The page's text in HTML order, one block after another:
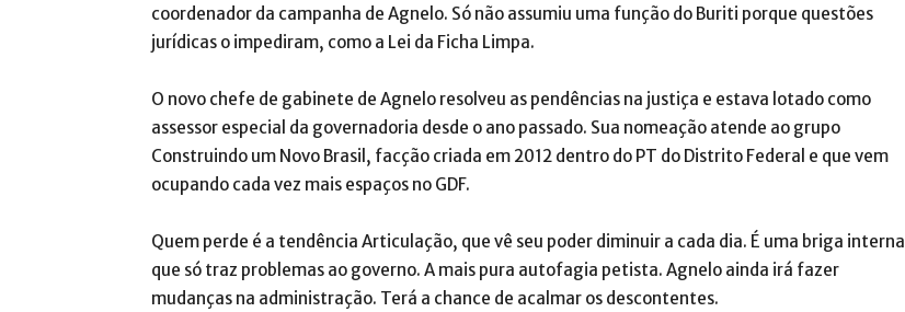
coordenador da campanha de Agnelo. Só não assumiu uma função do Buriti porque questões
jurídicas o impediram, como a Lei da Ficha Limpa.
O novo chefe de gabinete de Agnelo resolveu as pendências na justiça e estava lotado como
assessor especial da governadoria desde o ano passado. Sua nomeação atende ao grupo
Construindo um Novo Brasil, facção criada em 2012 dentro do PT do Distrito Federal e que vem
ocupando cada vez mais espaços no GDF.
Quem perde é a tendência Articulação, que vê seu poder diminuir a cada dia. É uma briga interna
que só traz problemas ao governo. A mais pura autofagia petista. Agnelo ainda irá fazer
mudanças na administração. Terá a chance de acalmar os descontentes.